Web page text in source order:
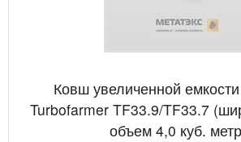
Ковш увеличенной
Turbofarmer TF33.9/TF33.7
объем 4,0 куб.